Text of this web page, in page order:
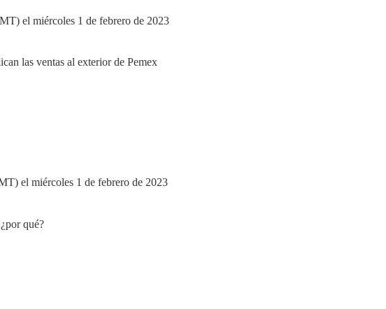
el miércoles 1 de febrero de 2023
el miércoles 1 de febrero de 2023